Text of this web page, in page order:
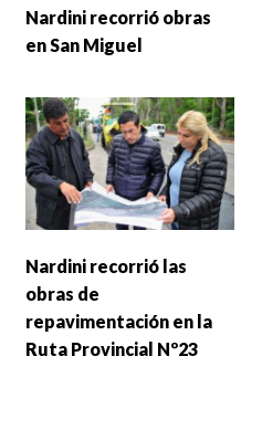
Nardini recorrió obras
en San Miguel
Nardini recorrió las
obras de
repavimentación en la
Ruta Provincial Nº23